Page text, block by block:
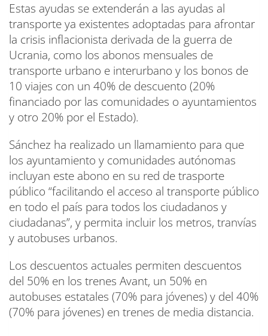
Estas ayudas se extenderán a las ayudas al
transporte ya existentes adoptadas para afrontar
la crisis inflacionista derivada de la guerra de
Ucrania, como los abonos mensuales de
transporte urbano e interurbano y los bonos de
10 viajes con un 40% de descuento (20%
financiado por las comunidades o ayuntamientos
y otro 20% por el Estado).
Sánchez ha realizado un llamamiento para que
los ayuntamiento y comunidades autónomas
incluyan este abono en su red de trasporte
público “facilitando el acceso al transporte público
en todo el país para todos los ciudadanos y
ciudadanas”, y permita incluir los metros, tranvías
y autobuses urbanos.
Los descuentos actuales permiten descuentos
del 50% en los trenes Avant, un 50% en
autobuses estatales (70% para jóvenes) y del 40%
(70% para jóvenes) en trenes de media distancia.